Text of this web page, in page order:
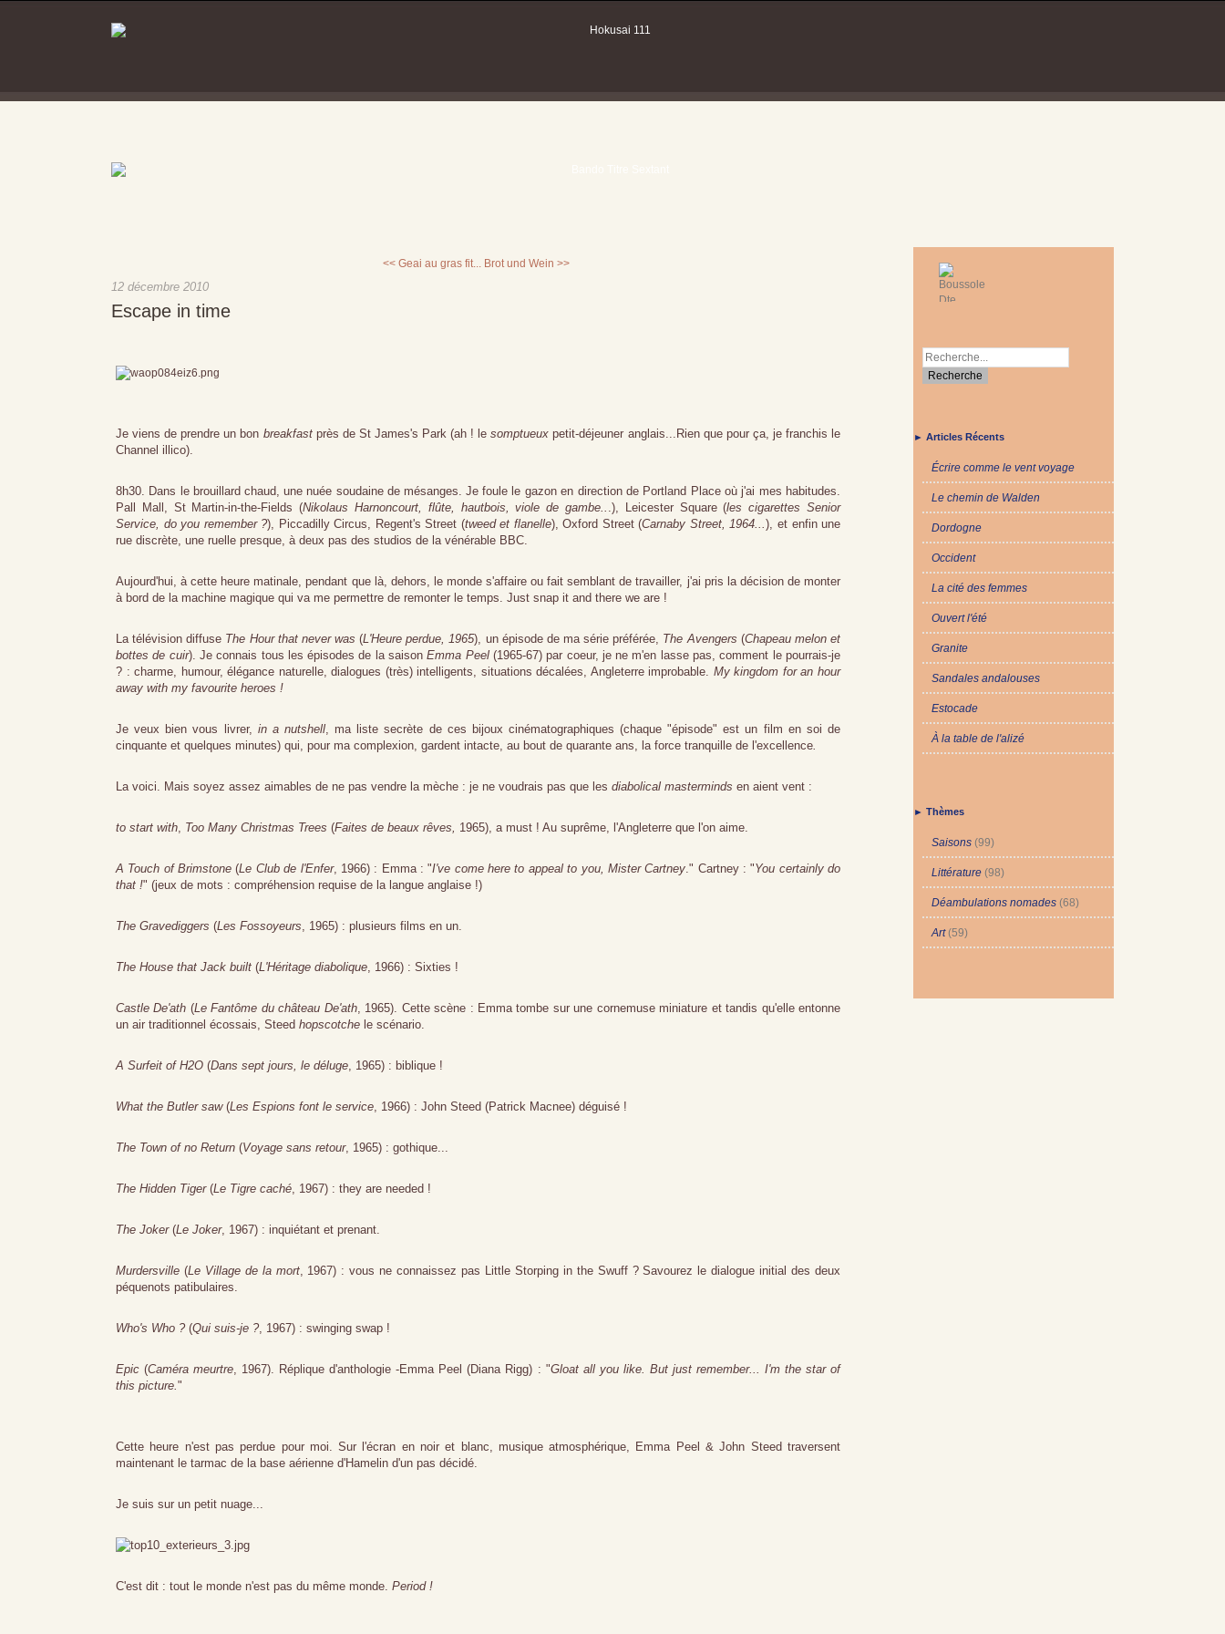
<< Geai au gras fit... Brot und Wein >>
12 décembre 2010
Escape in time
Je viens de prendre un bon breakfastprès de St James's Park (ah ! lesomptueux petit-déjeuner anglais...Rien que pour ça, je franchis le
Channel illico).
8h30. Dans le brouillard chaud, une nuée soudaine de mésanges. Je foule le gazon en direction de Portland Place où j'ai mes habitudes.
Pall Mall, St Martin-in-the-Fields (Nikolaus Harnoncourt, flûte, hautbois, viole de gambe.. .), Leicester Square (les cigarettes Senior
Service, do you remember ?), Piccadilly Circus, Regent's Street (tweed et flanelle), Oxford Street (Carnaby Street, 1964...), et enfin une
rue discrète, une ruelle presque, à deux pas des studios de la vénérable BBC.
Aujourd'hui, à cette heure matinale, pendant que là, dehors, le monde s'affaire ou fait semblant de travailler, j'ai pris la décision de monter
à bord de la machine magique qui va me permettre de remonter le temps. Just snap it and there we are !
La télévision diffuse The Hour that never was (L'Heure perdue, 1965), un épisode de ma série préférée, The Avengers (Chapeau melon et
bottes de cuir). Je connais tous les épisodes de la saisonEmma Peel(1965-67) par coeur, je ne m'en lasse pas, comment le pourrais-je
? : charme, humour, élégance naturelle, dialogues (très) intelligents, situations décalées, Angleterre improbable. My kingdom for an hour
away with my favourite heroes !
Je veux bien vous livrer, in a nutshell, ma liste secrète de ces bijoux cinématographiques (chaque "épisode" est un film en soi de
cinquante et quelques minutes) qui, pour ma complexion, gardent intacte, au bout de quarante ans, la force tranquille de l'excellence.
La voici. Mais soyez assez aimables de ne pas vendre la mèche : je ne voudrais pas que les diabolical masterminds en aient vent :
to start with, Too Many Christmas Trees (Faites de beaux rêves, 1965), a must ! Au suprême, l'Angleterre que l'on aime.
A Touch of Brimstone (Le Club de l'Enfer, 1966) : Emma : "I've come here to appeal to you, Mister Cartney." Cartney : "You certainly do
that !" (jeux de mots : compréhension requise de la langue anglaise !)
The Gravediggers (Les Fossoyeurs, 1965) : plusieurs films en un.
The House that Jack built (L'Héritage diabolique, 1966) : Sixties !
Castle De'ath (Le Fantôme du château De'ath, 1965). Cette scène : Emma tombe sur une cornemuse miniature et tandis qu'elle entonne
un air traditionnel écossais, Steed hopscotche le scénario.
A Surfeit of H2O (Dans sept jours, le déluge, 1965) : biblique !
What the Butler saw(Les Espions font le service, 1966) : John Steed (Patrick Macnee) déguisé !
The Town of no Return (Voyage sans retour, 1965) : gothique...
The Hidden Tiger(Le Tigre caché, 1967) : they are needed !
The Joker(Le Joker, 1967) : inquiétant et prenant.
Murdersville (Le Village de la mort, 1967) : vous ne connaissez pas Little Storping in the Swuff ? Savourez le dialogue initial des deux
péquenots patibulaires.
Who's Who ?(Qui suis-je ?, 1967) : swinging swap !
Epic (Caméra meurtre, 1967). Réplique d'anthologie -Emma Peel (Diana Rigg) : "Gloat all you like. But just remember... I'm the star of
this picture."
Cette heure n'est pas perdue pour moi. Sur l'écran en noir et blanc, musique atmosphérique, Emma Peel & John Steed traversent
maintenant le tarmac de la base aérienne d'Hamelin d'un pas décidé.
Je suis sur un petit nuage...
C'est dit : tout le monde n'est pas du même monde. Period !
► Articles Récents
Écrire comme le vent voyage
Le chemin de Walden
Dordogne
Occident
La cité des femmes
Ouvert l'été
Granite
Sandales andalouses
Estocade
À la table de l'alizé
► Thèmes
Saisons (99)
Littérature (98)
Déambulations nomades (68)
Art(59)